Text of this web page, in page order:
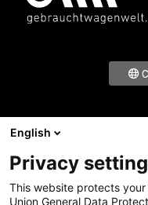
Footer
1
Footer
English
Privacy
This website protects
Union General Data